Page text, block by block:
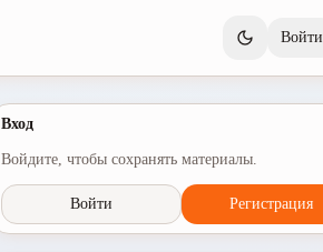
Войти
Вход
Войдите, чтобы сохранять материалы.
Войти Регистрация